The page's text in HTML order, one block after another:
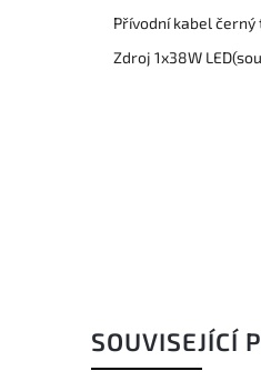
Přívodní kabel černý
Zdroj 1x38W
SOUVISEJÍCÍ